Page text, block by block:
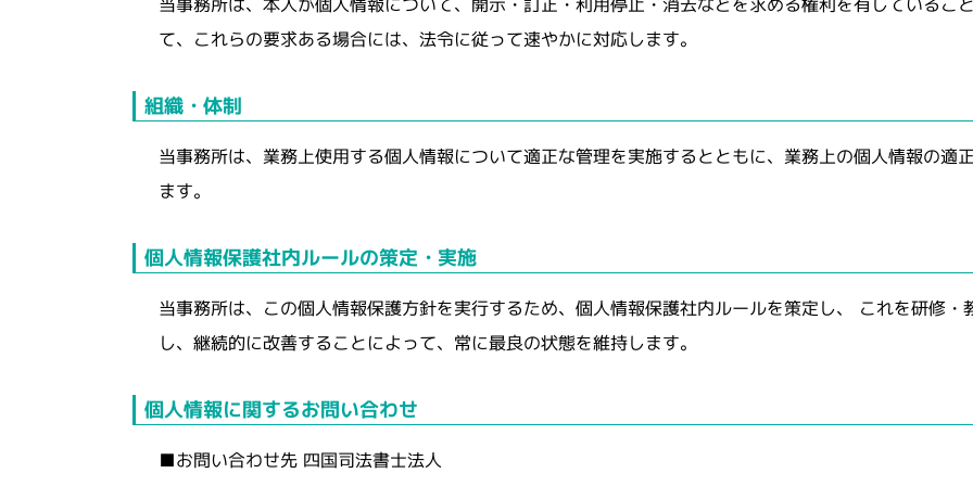
て、これらの要求ある場合には、法令に従って速やかに対応します。
当事務所は、業務上使用する個人情報について適正な管理を実施するとともに、業務上の個人情報の適
ます。
当事務所は、この個人情報保護方針を実行するため、個人情報保護社内ルールを策定し、 これを研修
し、継続的に改善することによって、常に最良の状態を維持します。
■お問い合わせ先 四国司法書士法人